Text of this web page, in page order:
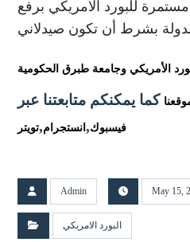
مستمرة للبورد الأمريكي برفع
الأمريكي وجامعة طبرق الحكومية
كما يمكنكم متابعتنا عبر
فيسبوك,انستجرام,تويتر
Admin May 15,
البورد الامريكي